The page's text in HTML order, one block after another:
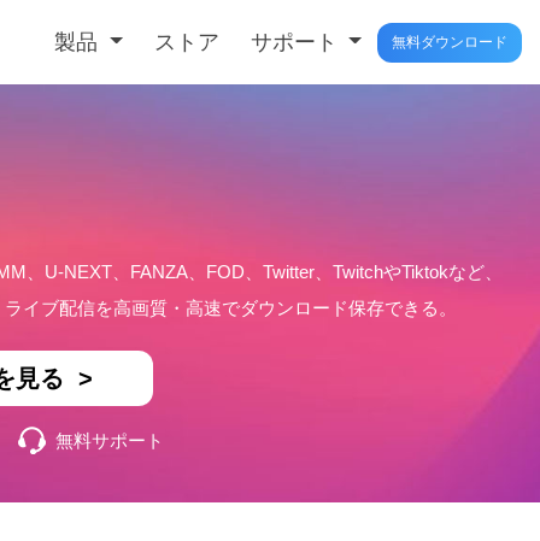
製品 ストア サポート 無料ダウンロード
、U-NEXT、FANZA、FOD、Twitter、TwitchやTiktokなど、
イブ配信を高画質・高速でダウンロード保存できる。
見る >
無料サポート